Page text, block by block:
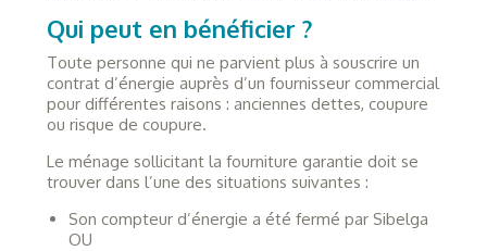
Qui peut en bénéficier ?
Toute personne qui ne parvient plus à souscrire un
contrat d’énergie auprès d’un fournisseur commercial
pour différentes raisons : anciennes dettes, coupure
ou risque de coupure.
Le ménage sollicitant la fourniture garantie doit se
trouver dans l’une des situations suivantes :
Son compteur d’énergie a été fermé par Sibelga
OU